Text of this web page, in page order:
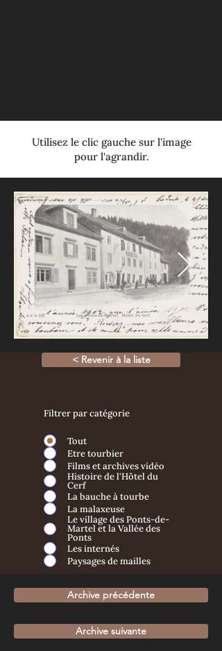
Utilisez le clic gauche sur l'image
pour l'agrandir.
< Revenir à la liste
Filtrer par catégorie
Tout
Etre tourbier
Films et archives vidéo
Histoire de l'Hôtel du
Cerf
La bauche à tourbe
La malaxeuse
Le village des Ponts-de-
Martel et la Vallée des
Ponts
Les internés
Paysages de mailles
Archive précédente
Archive suivante